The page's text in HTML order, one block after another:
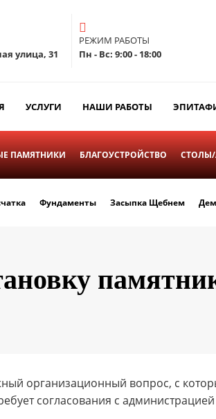
улица, 31
РЕЖИМ РАБОТЫ
Пн - Вс: 9:00 - 18:00
УСЛУГИ НАШИ РАБОТЫ
ПАМЯТНИКИ БЛАГОУСТРОЙСТВО
Фундаменты Засыпка Щебнем
организационный вопрос, с
согласования с